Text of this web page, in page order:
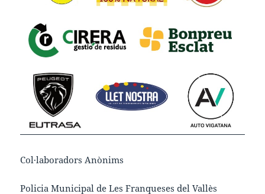
Col·laboradors Anònims
Policia Municipal de Les Franqueses del Vallès